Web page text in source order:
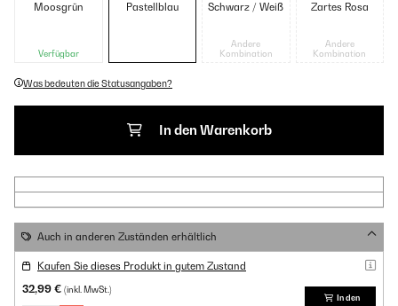
Moosgrün
Verfügbar
Pastellblau Schwarz / Weiß
Andere
Kombination
Zartes Rosa
Andere
Kombination
Was bedeuten die Statusangaben?
In den Warenkorb
Auch in anderen Zuständen erhältlich
Kaufen Sie dieses Produkt in gutem Zustand
32,99 € (inkl. MwSt.)
In den